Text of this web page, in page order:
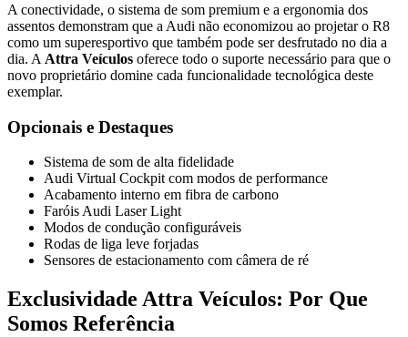
A conectividade, o sistema de som premium e a ergonomia dos
assentos demonstram que a Audi não economizou ao projetar o R8
como um superesportivo que também pode ser desfrutado no dia a
dia. A Attra Veículos oferece todo o suporte necessário para que o
novo proprietário domine cada funcionalidade tecnológica deste
exemplar.
Opcionais e Destaques
Sistema de som de alta fidelidade
Audi Virtual Cockpit com modos de performance
Acabamento interno em fibra de carbono
Faróis Audi Laser Light
Modos de condução configuráveis
Rodas de liga leve forjadas
Sensores de estacionamento com câmera de ré
Exclusividade Attra Veículos: Por Que
Somos Referência